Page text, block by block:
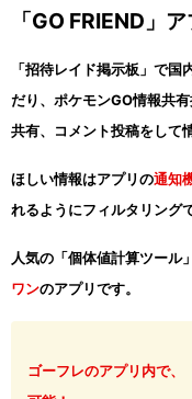
「GO FRIEND」
「招待レイド掲示板」で
だり、ポケモンGO情報共
共有、コメント投稿をして
ほしい情報はアプリの通知
れるようにフィルタリング
人気の「個体値計算ツール
ワンのアプリです。
ゴーフレのアプリ内で、